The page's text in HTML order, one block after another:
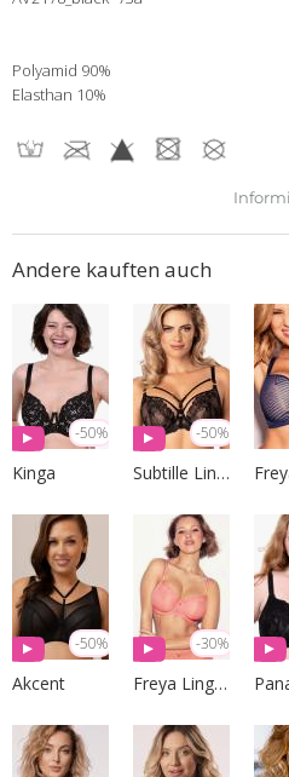
Polyamid 90%
Elasthan 10%
Andere kauften auch
-50%
Kinga
-50%
Subtille Lingerie
-50%
Akcent
-30%
Freya Lingerie